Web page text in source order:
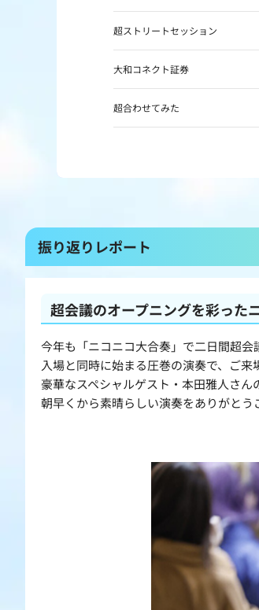
超ストリートセッション
大和コネクト証券
超合わせてみた
振り返りレポート
超会議のオープニングを彩った
今年も「ニコニコ大合奏」で二日間超
入場と同時に始まる圧巻の演奏で、ご来
豪華なスペシャルゲスト・本田雅人さ
朝早くから素晴らしい演奏をありがとう